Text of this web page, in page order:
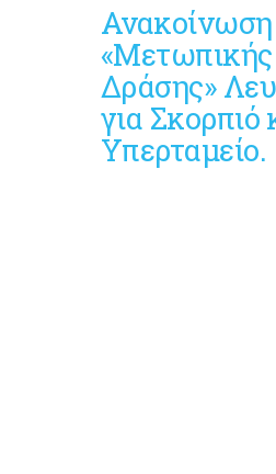
Ανακοίνωση
«Μετωπικής
Δράσης»
για Σκορπιό
Υπερταμείο.